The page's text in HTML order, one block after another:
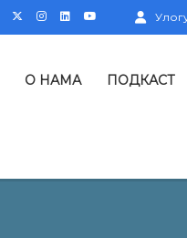
О НАМА ПОДКАСТ